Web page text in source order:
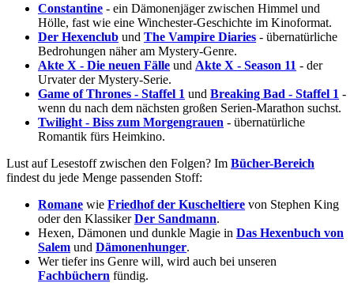
Constantine - ein Dämonenjäger zwischen Himmel und
Hölle, fast wie eine Winchester-Geschichte im Kinoformat.
Der Hexenclub und The Vampire Diaries - übernatürliche
Bedrohungen näher am Mystery-Genre.
Akte X - Die neuen Fälle und Akte X - Season 11 - der
Urvater der Mystery-Serie.
Game of Thrones - Staffel 1 und Breaking Bad - Staffel 1 -
wenn du nach dem nächsten großen Serien-Marathon suchst.
Twilight - Biss zum Morgengrauen - übernatürliche
Romantik fürs Heimkino.
Lust auf Lesestoff zwischen den Folgen? Im Bücher-Bereich
findest du jede Menge passenden Stoff:
Romane wie Friedhof der Kuscheltiere von Stephen King
oder den KlassikerDer Sandmann.
Hexen, Dämonen und dunkle Magie in Das Hexenbuch von
Salem und Dämonenhunger.
Wer tiefer ins Genre will, wird auch bei unseren
Fachbüchern fündig.